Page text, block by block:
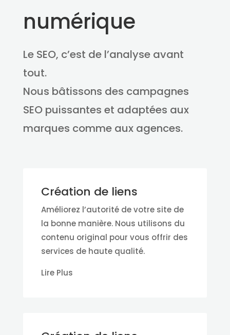
numérique
Le SEO, c’est de l’analyse avant
tout.
Nous bâtissons des campagnes
SEO puissantes et adaptées aux
marques comme aux agences.
Création de liens
Améliorez l’autorité de votre site de
la bonne manière. Nous utilisons du
contenu original pour vous offrir des
services de haute qualité.
Lire Plus